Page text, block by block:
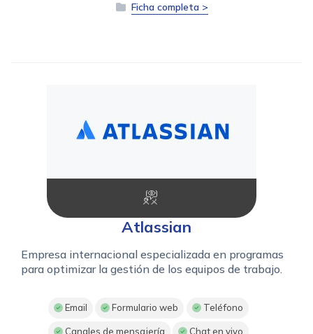
Ficha completa >
Atlassian
Empresa internacional especializada en programas
para optimizar la gestión de los equipos de trabajo.
Email Formulario web Teléfono
Canales de mensajería Chat en vivo